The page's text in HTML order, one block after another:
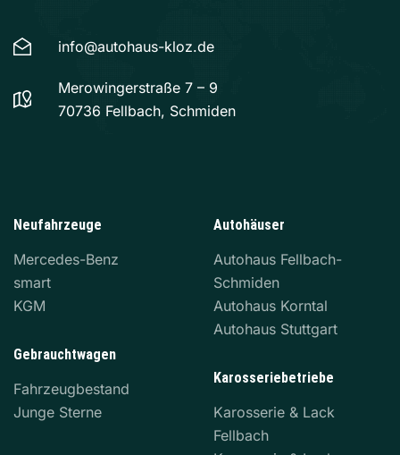
info@autohaus-kloz.de
Merowingerstraße 7 – 9
70736 Fellbach, Schmiden
Neufahrzeuge
Mercedes-Benz
smart
KGM
Gebrauchtwagen
Fahrzeugbestand
Junge Sterne
Autohäuser
Autohaus Fellbach-
Schmiden
Autohaus Korntal
Autohaus Stuttgart
Karosseriebetriebe
Karosserie & Lack
Fellbach